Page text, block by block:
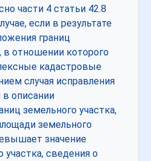
части 4 статьи 42.8
если в результате
границ
в отношении которого
кадастровые
случая исправления
описании
земельного участка,
земельного
значение
участка, сведения о